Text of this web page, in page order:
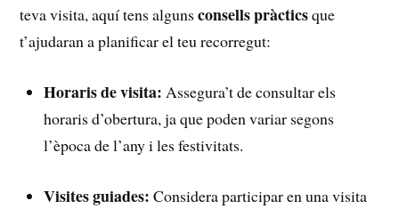
teva visita, aquí tens algunsconsells pràcticsque
⁢t’ajudaran ⁣a planificar el ⁣teu recorregut:
Horaris de visita: Assegura’t de ‌consultar els
⁢horaris ⁢d’obertura, ja que ‍poden‍ variar segons
l’època de l’any i ‍les festivitats.
Visites guiades: Considera participar en ⁣una visita